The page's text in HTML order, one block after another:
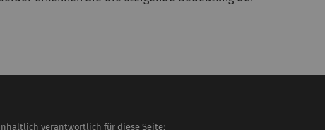
verantwortlich für diese Seite: